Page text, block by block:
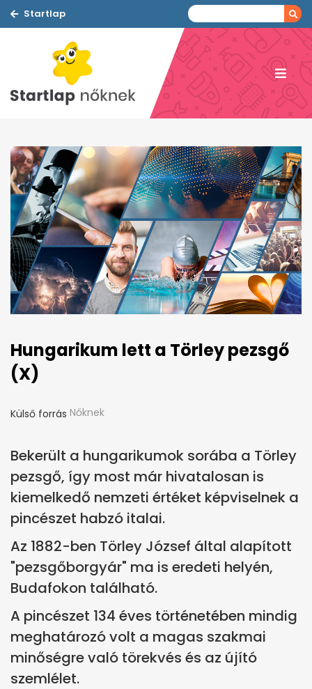
Startlap
Hungarikum lett a Törley pezsgő
(X)
Külső forrás Nőknek
Bekerült a hungarikumok sorába a Törley
pezsgő, így most már hivatalosan is
kiemelkedő nemzeti értéket képviselnek a
pincészet habzó italai.
Az 1882-ben Törley József által alapított
"pezsgőborgyár" ma is eredeti helyén,
Budafokon található.
A pincészet 134 éves történetében mindig
meghatározó volt a magas szakmai
minőségre való törekvés és az újító
szemlélet.